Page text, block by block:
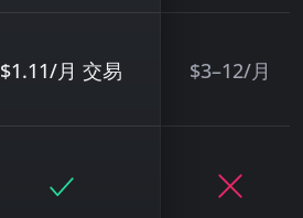
$1.11/月 交易 $3–12/月